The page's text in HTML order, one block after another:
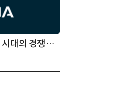
체계화 된 데이터가 곧 AI 시대의 경쟁력이다